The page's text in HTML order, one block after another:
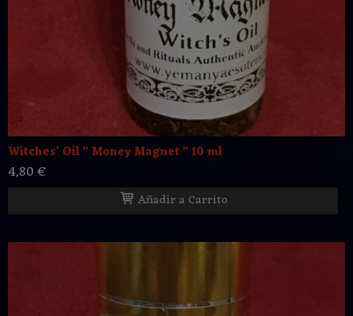
Witches' Oil " Money Magnet " 10 ml
4,80 €
Añadir a Carrito